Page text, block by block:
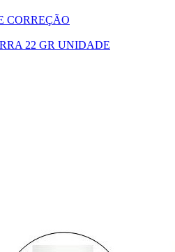
CORREÇÃO
22 GR UNIDADE